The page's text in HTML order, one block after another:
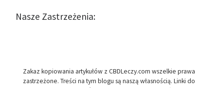
Nasze Zastrzeżenia:
Zakaz kopiowania artykułów z CBDLeczy.com wszelkie prawa
zastrzeżone. Treści na tym blogu są naszą własnością. Linki do